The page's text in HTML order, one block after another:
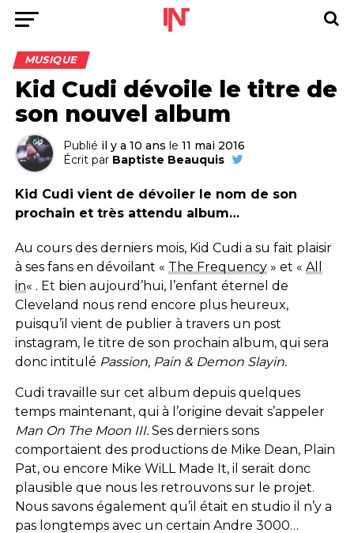
MUSIQUE
Kid Cudi dévoile le titre de
son nouvel album
Publié il y a 10 ans le 11 mai 2016
Écrit par Baptiste Beauquis
Kid Cudi vient de dévoiler le nom de son
prochain et très attendu album…
Au cours des derniers mois, Kid Cudi a su fait plaisir
à ses fans en dévoilant « The Frequency» et « All
in« . Et bien aujourd’hui, l’enfant éternel de
Cleveland nous rend encore plus heureux,
puisqu’il vient de publier à travers un post
instagram, le titre de son prochain album, qui sera
donc intitulé Passion, Pain & Demon Slayin.
Cudi travaille sur cet album depuis quelques
temps maintenant, qui à l’origine devait s’appeler
Man On The Moon III. Ses derniers sons
comportaient des productions de Mike Dean, Plain
Pat, ou encore Mike WiLL Made It, il serait donc
plausible que nous les retrouvons sur le projet.
Nous savons également qu’il était en studio il n’y a
pas longtemps avec un certain Andre 3000…